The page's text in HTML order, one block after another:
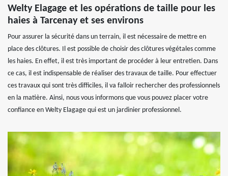
Welty Elagage et les opérations de taille pour les
haies à Tarcenay et ses environs
Pour assurer la sécurité dans un terrain, il est nécessaire de mettre en
place des clôtures. Il est possible de choisir des clôtures végétales comme
les haies. En effet, il est très important de procéder à leur entretien. Dans
ce cas, il est indispensable de réaliser des travaux de taille. Pour effectuer
ces travaux qui sont très difficiles, il va falloir rechercher des professionnels
en la matière. Ainsi, nous vous informons que vous pouvez placer votre
confiance en Welty Elagage qui est un jardinier professionnel.